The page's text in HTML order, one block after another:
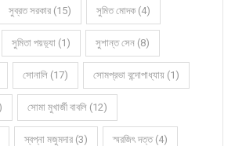
সুব্রত সরকার (15) সুমিত মোদক (4)
সুমিতা পয়ড়্যা (1) সুশান্ত সেন (8)
সোনালি (17) সোমপ্রভা বন্দোপাধ্যায় (1)
সোমা মুখার্জী বাবলি (12)
স্বপ্না মজুমদার (3) স্মরজিৎ দত্ত (4)